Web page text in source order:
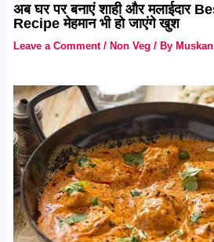
अब घर पर बनाएं शाही और मलाईदार
Recipe मेहमान भी हो जाएंगे खुश
Leave a Comment / Non Veg / By Muskan